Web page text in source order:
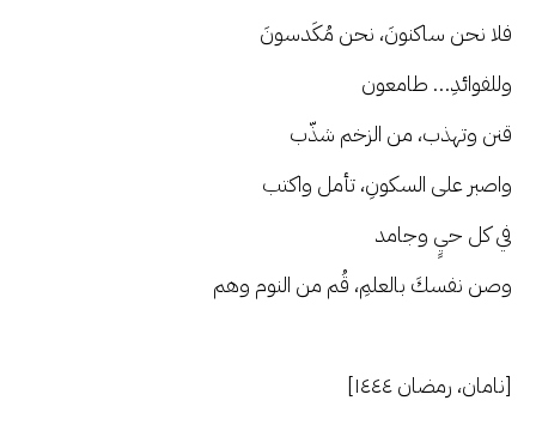
فلا نحن ساكنونَ، نحن مُكَدسونَ
وللفوائدِ… طامعون
قنن وتهذب، من الزخم شذّب
واصبر على السكونِ، تأمل واكتب
في كل حيٍ وجامد
وصن نفسكَ بالعلمِ، قُم من النوم وهم
[نامان، رمضان ١٤٤٤]